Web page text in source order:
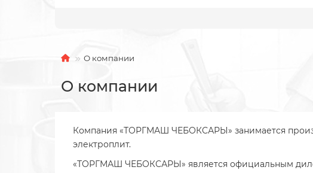
О компании
О компании
Компания «ТОРГМАШ ЧЕБОКСАРЫ» занимается
электроплит.
«ТОРГМАШ ЧЕБОКСАРЫ» является официальным